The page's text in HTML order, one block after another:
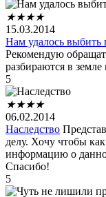
★★★★
15.03.2014
Нам удалось выбить
Рекомендую
разбираются в
5
★★★★
06.02.2014
Наследство
делу. Хочу чтобы
информацию о
Спасибо!
5